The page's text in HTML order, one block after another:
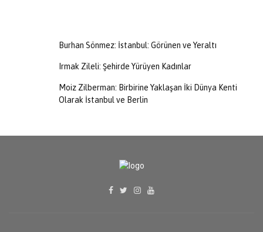
Burhan Sönmez: İstanbul: Görünen ve Yeraltı
Irmak Zileli: Şehirde Yürüyen Kadınlar
Moiz Zilberman: Birbirine Yaklaşan İki Dünya Kenti
Olarak İstanbul ve Berlin